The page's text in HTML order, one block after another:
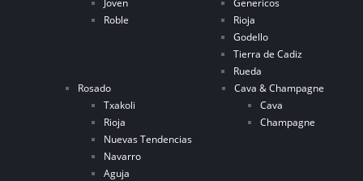
Joven
Roble
Genericos
Rioja
Godello
Tierra de Cadiz
Rueda
Rosado
Txakoli
Rioja
Nuevas Tendencias
Navarro
Aguja
Cava & Champagne
Cava
Champagne